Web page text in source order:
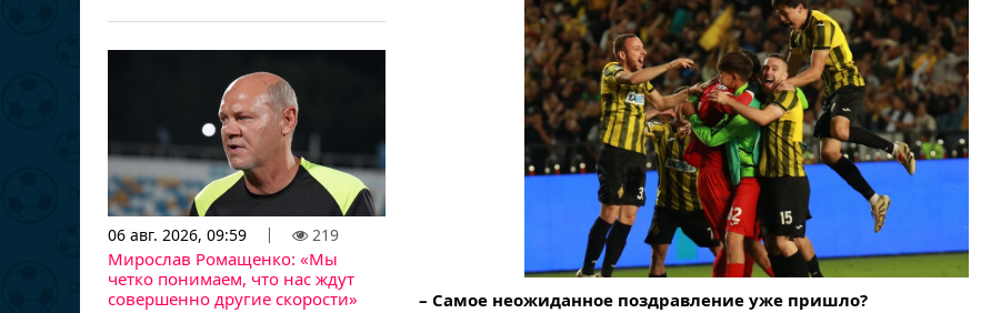
06 авг. 2026, 09:59 219
Мирослав Ромащенко: «Мы
четко понимаем, что нас ждут
совершенно другие скорости»
– Самое неожиданное поздравление уже пришло?